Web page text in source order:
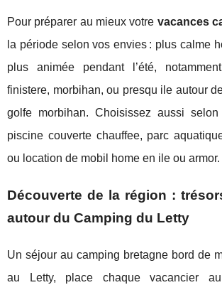
Pour préparer au mieux votre vacances
la période selon vos envies : plus calme
plus animée pendant l’été,
finistere, morbihan, ou presqu ile autour
golfe morbihan. Choisissez aussi selon
piscine couverte chauffee, parc
ou location de mobil home en ile ou armor.
Découverte de la région :
autour du Camping du Letty
Un séjour au camping bretagne bord de
au Letty, place chaque vacancier